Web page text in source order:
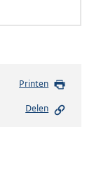
Printen
Delen